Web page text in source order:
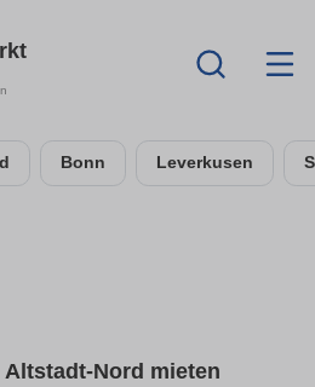
Bonn Leverkusen
Nord mieten